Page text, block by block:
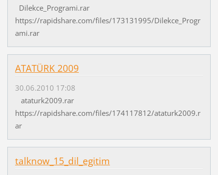
Dilekce_Programi.rar
https://rapidshare.com/files/173131995/Dilekce_Progr
ami.rar
ATATÜRK 2009
30.06.2010 17:08
ataturk2009.rar
https://rapidshare.com/files/174117812/ataturk2009.r
ar
talknow_15_dil_egitim